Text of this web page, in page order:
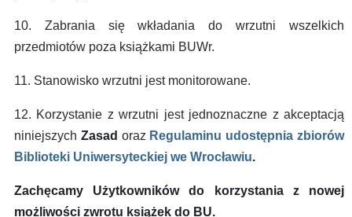
10. Zabrania się wkładania do wrzutni wszelkich
przedmiotów poza książkami BUWr.
11. Stanowisko wrzutni jest monitorowane.
12. Korzystanie z wrzutni jest jednoznaczne z akceptacją
niniejszych Zasad oraz Regulaminu udostępnia zbiorów
Biblioteki Uniwersyteckiej we Wrocławiu.
Zachęcamy Użytkowników do korzystania z nowej
możliwości zwrotu książek do BU.